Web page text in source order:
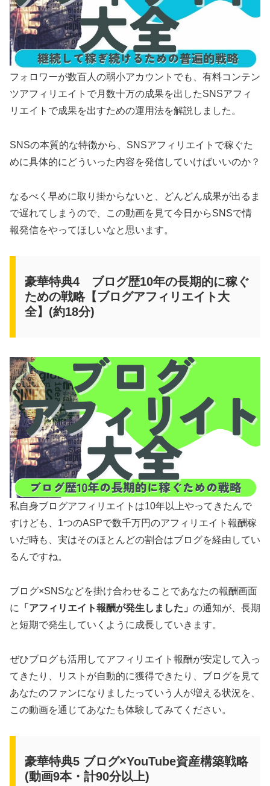
フォロワーが数百人の弱小アカウントでも、有料コンテン
ツアフィリエイトで月数十万の成果を出したSNSアフィ
リエイトで成果を出すための運用法を解説しました。
SNSの本質的な特徴から、SNSアフィリエイトで稼ぐた
めに具体的にどういった内容を発信していけばいいのか？
なるべく早めに取り掛からないと、どんどん成果が出るま
で遅れてしまうので、この動画を見て今日からSNSで情
報発信をやってほしいなと思います。
豪華特典4 ブログ歴10年の長期的に稼ぐ
ための戦略【ブログアフィリエイト大
全】(約18分)
私自身ブログアフィリエイトは10年以上やってきたんで
すけども、1つのASPで数千万円のアフィリエイト報酬稼
いだ時も、実はそのほとんどの割合はブログを経由してい
るんですね。
ブログ×SNSなどを掛け合わせることであなたの報酬画面
に
「アフィリエイト報酬が発生しました」 の通知が、長期
と短期で発生していくように成長していきます。
ぜひブログも活用してアフィリエイト報酬が安定して入っ
てきたり、リストが自動的に獲得できたり、ブログを見て
あなたのファンになりましたっていう人が増える状況を、
この動画を通じてあなたも体験してみてください。
豪華特典5 ブログ×YouTube資産構築戦略
(動画9本・計90分以上)